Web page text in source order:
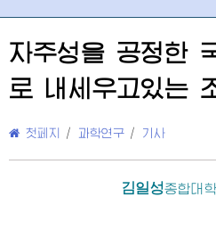
자주성을 공정한
로 내세우고있는
첫페지 / 과학연구 / 기사
김일성종합대학